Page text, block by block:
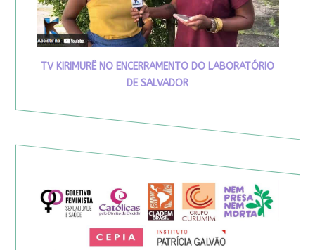
TV KIRIMURÊ NO ENCERRAMENTO DO LABORATÓRIO
DE SALVADOR